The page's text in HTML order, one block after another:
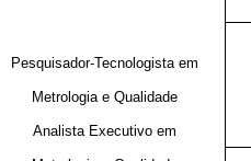
Pesquisador-Tecnologista em
Metrologia e Qualidade
Analista Executivo em